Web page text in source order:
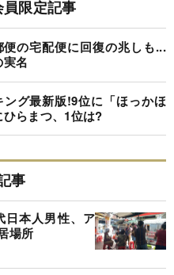
限定記事
の宅配便に回復の兆しも...
実名
ング最新版!9位に「ほっかほ
らまつ、1位は?
事
日本人男性、ア
場所